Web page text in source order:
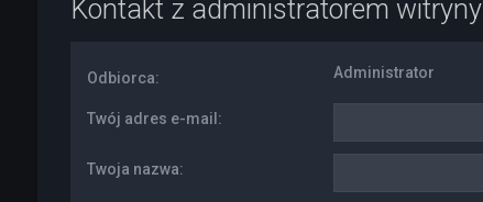
Kontakt z administratorem witryny
Odbiorca: Administrator
Twój adres e-mail:
Twoja nazwa: